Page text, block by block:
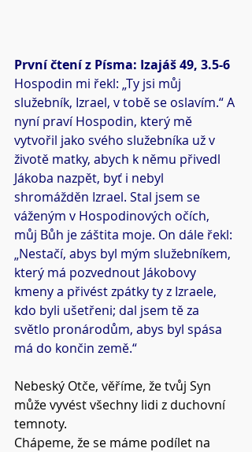
První čtení z Písma: Izajáš 49, 3.5-6
Hospodin mi řekl: „Ty jsi můj
služebník, Izrael, v tobě se oslavím.“ A
nyní praví Hospodin, který mě
vytvořil jako svého služebníka už v
životě matky, abych k němu přivedl
Jákoba nazpět, byť i nebyl
shromážděn Izrael. Stal jsem se
váženým v Hospodinových očích,
můj Bůh je záštita moje. On dále řekl:
„Nestačí, abys byl mým služebníkem,
který má pozvednout Jákobovy
kmeny a přivést zpátky ty z Izraele,
kdo byli ušetřeni; dal jsem tě za
světlo pronárodům, abys byl spása
má do končin země.“
Nebeský Otče, věříme, že tvůj Syn
může vyvést všechny lidi z duchovní
temnoty.
Chápeme, že se máme podílet na